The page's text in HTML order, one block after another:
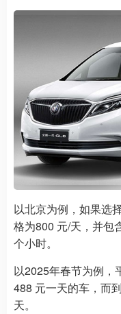
以北京为例，如果选
格为800 元/天，并包
个小时。
以2025年春节为例，
488 元一天的车，而
天。